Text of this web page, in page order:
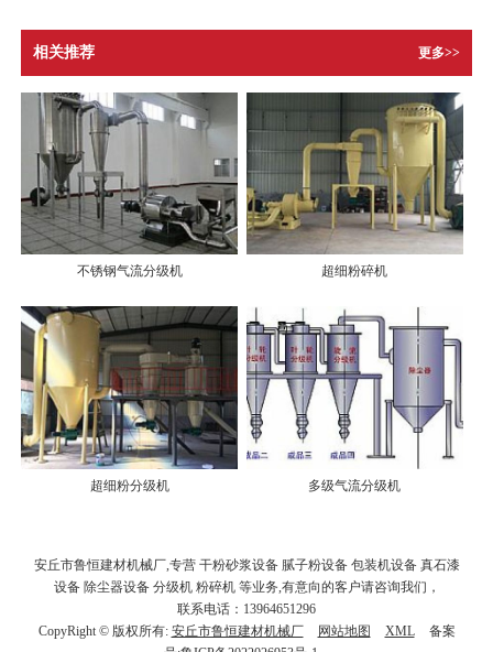
相关推荐 更多>>
不锈钢气流分级机 超细粉碎机
超细粉分级机 多级气流分级机
安丘市鲁恒建材机械厂,专营 干粉砂浆设备 腻子粉设备 包装机设备 真石漆
设备 除尘器设备 分级机 粉碎机 等业务,有意向的客户请咨询我们，
联系电话：13964651296
CopyRight © 版权所有: 安丘市鲁恒建材机械厂 网站地图 XML
备案